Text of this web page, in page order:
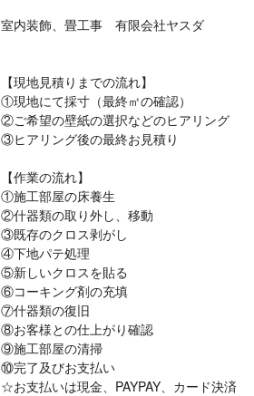
室内装飾、畳工事 有限会社ヤスダ
【現地見積りまでの流れ】
①現地にて採寸（最終㎡の確認）
②ご希望の壁紙の選択などのヒアリング
③ヒアリング後の最終お見積り
【作業の流れ】
①施工部屋の床養生
②什器類の取り外し、移動
③既存のクロス剥がし
④下地パテ処理
⑤新しいクロスを貼る
⑥コーキング剤の充填
⑦什器類の復旧
⑧お客様との仕上がり確認
⑨施工部屋の清掃
⑩完了及びお支払い
☆お支払いは現金、PAYPAY、カード決済